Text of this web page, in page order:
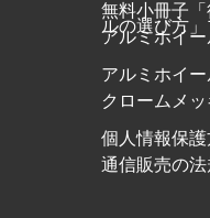
無料小冊子
ルの選び方
アルミホイ
アルミホイ
クロームメ
個人情報保
通信販売の